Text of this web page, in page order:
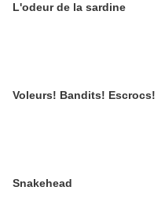
L'odeur de la sardine
Voleurs! Bandits! Escrocs!
Snakehead